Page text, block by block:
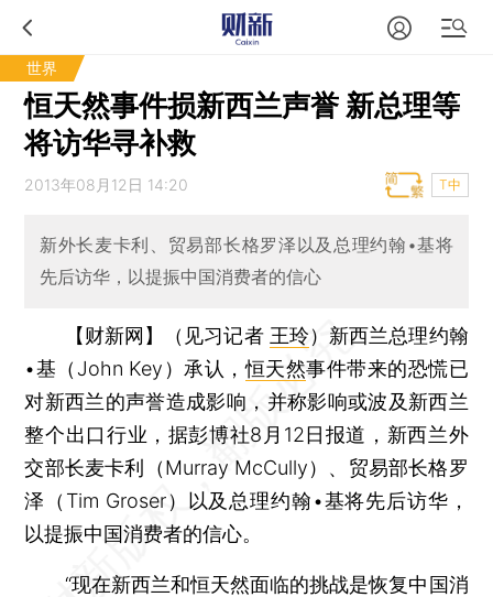
世界
恒天然事件损新西兰声誉 新总理等
将访华寻补救
2013年08月12日 14:20 T中
新外长麦卡利、贸易部长格罗泽以及总理约翰•基将
先后访华，以提振中国消费者的信心
【财新网】（见习记者 王玲） 新西兰总理约翰
•基（John Key）承认，恒天然事件带来的恐慌已
对新西兰的声誉造成影响，并称影响或波及新西兰
整个出口行业，据彭博社8月12日报道，新西兰外
交部长麦卡利（Murray McCully）、贸易部长格罗
泽（Tim Groser）以及总理约翰•基将先后访华，
以提振中国消费者的信心。
“现在新西兰和恒天然面临的挑战是恢复中国消